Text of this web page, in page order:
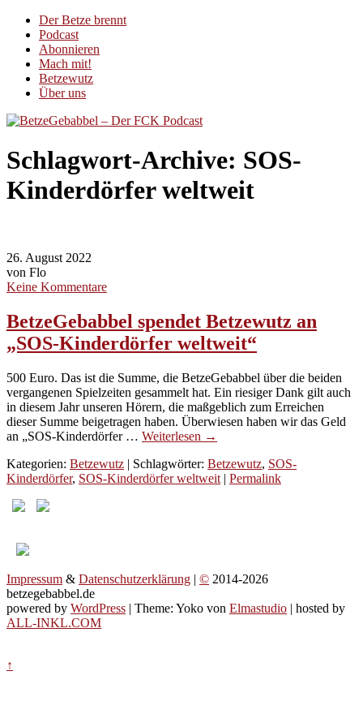
Der Betze brennt
Podcast
Abonnieren
Mach mit!
Betzewutz
Über uns
Schlagwort-Archive: SOS-
Kinderdörfer weltweit
26. August 2022
von Flo
Keine Kommentare
BetzeGebabbel spendet Betzewutz an
„SOS-Kinderdörfer weltweit“
500 Euro. Das ist die Summe, die BetzeGebabbel über die beiden
vergangenen Spielzeiten gesammelt hat. Ein riesiger Dank gilt auch
in diesem Jahr unseren Hörern, die maßgeblich zum Erreichen
dieser Summe beigetragen haben. Überwiesen haben wir das Geld
an „SOS-Kinderdörfer … Weiterlesen →
Kategorien: Betzewutz | Schlagwörter: Betzewutz, SOS-
Kinderdörfer, SOS-Kinderdörfer weltweit | Permalink
Impressum & Datenschutzerklärung | © 2014-2026
betzegebabbel.de
powered by WordPress | Theme: Yoko von Elmastudio | hosted by
ALL-INKL.COM
↑